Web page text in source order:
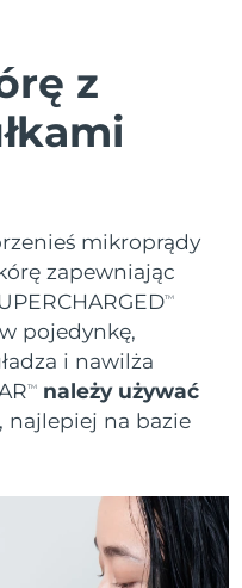
z
mikroprądy
zapewniając
TM
pojedynkę,
i nawilża
TM
należy używać
, najlepiej na bazie